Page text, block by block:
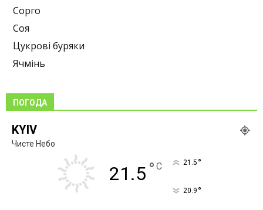
Сорго
Соя
Цукрові буряки
Ячмінь
ПОГОДА
KYIV
Чисте Небо
21.5 ° C 21.5 °
20.9 °